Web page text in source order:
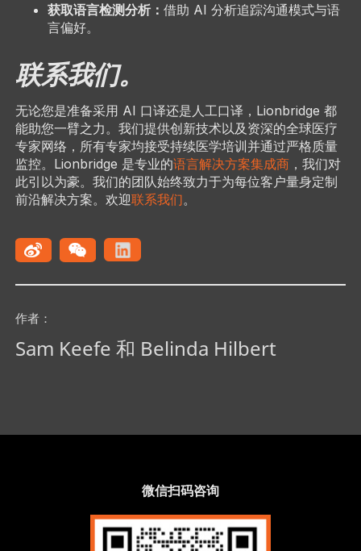
获取语言检测分析： 借助 AI 分析追踪沟通模式与语
言偏好。
联系我们。
无论您是准备采用 AI 口译还是人工口译，Lionbridge 都
能助您一臂之力。我们提供创新技术以及资深的全球医疗
专家网络，所有专家均接受持续医学培训并通过严格质量
监控。Lionbridge 是专业的语言解决方案集成商，我们对
此引以为豪。我们的团队始终致力于为每位客户量身定制
前沿解决方案。欢迎联系我们。
作者：
Sam Keefe 和 Belinda Hilbert
微信扫码咨询